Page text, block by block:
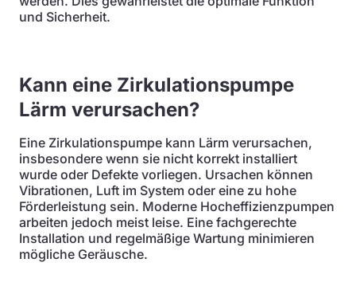
und Sicherheit.
Kann eine Zirkulationspumpe
Lärm verursachen?
Eine Zirkulationspumpe kann Lärm verursachen,
insbesondere wenn sie nicht korrekt installiert
wurde oder Defekte vorliegen. Ursachen können
Vibrationen, Luft im System oder eine zu hohe
Förderleistung sein. Moderne Hocheffizienzpumpen
arbeiten jedoch meist leise. Eine fachgerechte
Installation und regelmäßige Wartung minimieren
mögliche Geräusche.